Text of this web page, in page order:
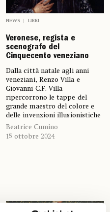
NEWS LIBRI
Veronese, regista e
scenografo del
Cinquecento veneziano
Dalla città natale agli anni
veneziani, Renzo Villa e
Giovanni C.F. Villa
ripercorrono le tappe del
grande maestro del colore e
delle invenzioni illusionistiche
Beatrice Cumino
15 ottobre 2024